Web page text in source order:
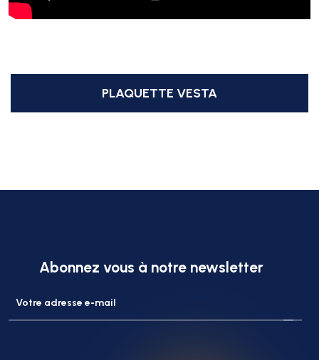
PLAQUETTE VESTA
Abonnez vous à notre newsletter